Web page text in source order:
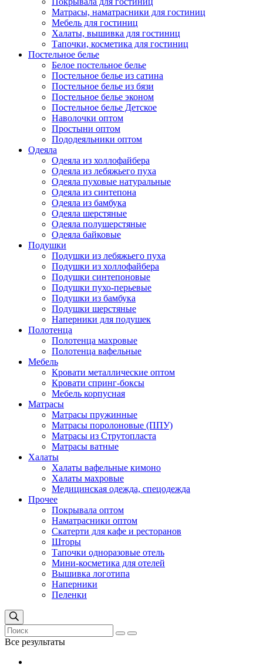
Матрасы, наматрасники для гостиниц
Мебель для гостиниц
Халаты, вышивка для гостиниц
Тапочки, косметика для гостиниц
Постельное белье
Белое постельное белье
Постельное белье из сатина
Постельное белье из бязи
Постельное белье эконом
Постельное белье Детское
Наволочки оптом
Простыни оптом
Пододеяльники оптом
Одеяла
Одеяла из холлофайбера
Одеяла из лебяжьего пуха
Одеяла пуховые натуральные
Одеяла из синтепона
Одеяла из бамбука
Одеяла шерстяные
Одеяла полушерстяные
Одеяла байковые
Подушки
Подушки из лебяжьего пуха
Подушки из холлофайбера
Подушки синтепоновые
Подушки пухо-перьевые
Подушки из бамбука
Подушки шерстяные
Наперники для подушек
Полотенца
Полотенца махровые
Полотенца вафельные
Мебель
Кровати металлические оптом
Кровати спринг-боксы
Мебель корпусная
Матрасы
Матрасы пружинные
Матрасы поролоновые (ППУ)
Матрасы из Струтопласта
Матрасы ватные
Халаты
Халаты вафельные кимоно
Халаты махровые
Медицинская одежда, спецодежда
Прочее
Покрывала оптом
Наматрасники оптом
Скатерти для кафе и ресторанов
Шторы
Тапочки одноразовые отель
Мини-косметика для отелей
Вышивка логотипа
Наперники
Пеленки
Все результаты